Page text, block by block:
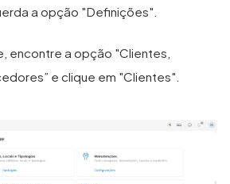
a opção "Definições".
encontre a opção "Clientes,
e clique em "Clientes".